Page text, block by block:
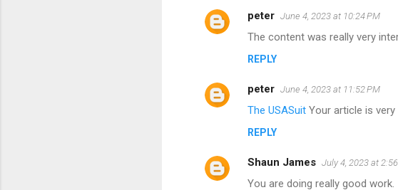
peter June 4, 2023 at 10:24 PM
The content was really very
REPLY
peter June 4, 2023 at 11:52 PM
The USASuit Your article is
REPLY
Shaun James July 4, 2023 at
You are doing really good